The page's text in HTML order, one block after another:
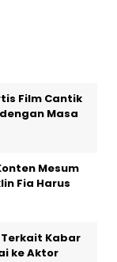
Film Cantik
Masa
Mesum
Fia Harus
Terkait Kabar
ke Aktor